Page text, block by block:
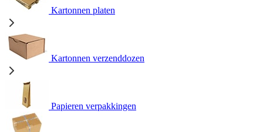
Kartonnen platen
Kartonnen verzenddozen
Papieren verpakkingen